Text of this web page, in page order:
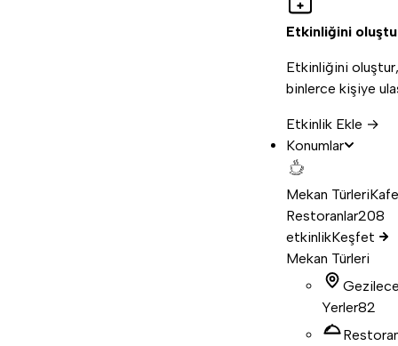
Etkinliğini
Etkinliğini oluştur,
binlerce kişiye
Etkinlik Ekle →
Konumlar
Mekan Türleri
Restoranlar208
etkinlikKeşfet
Mekan Türleri
Yerler82